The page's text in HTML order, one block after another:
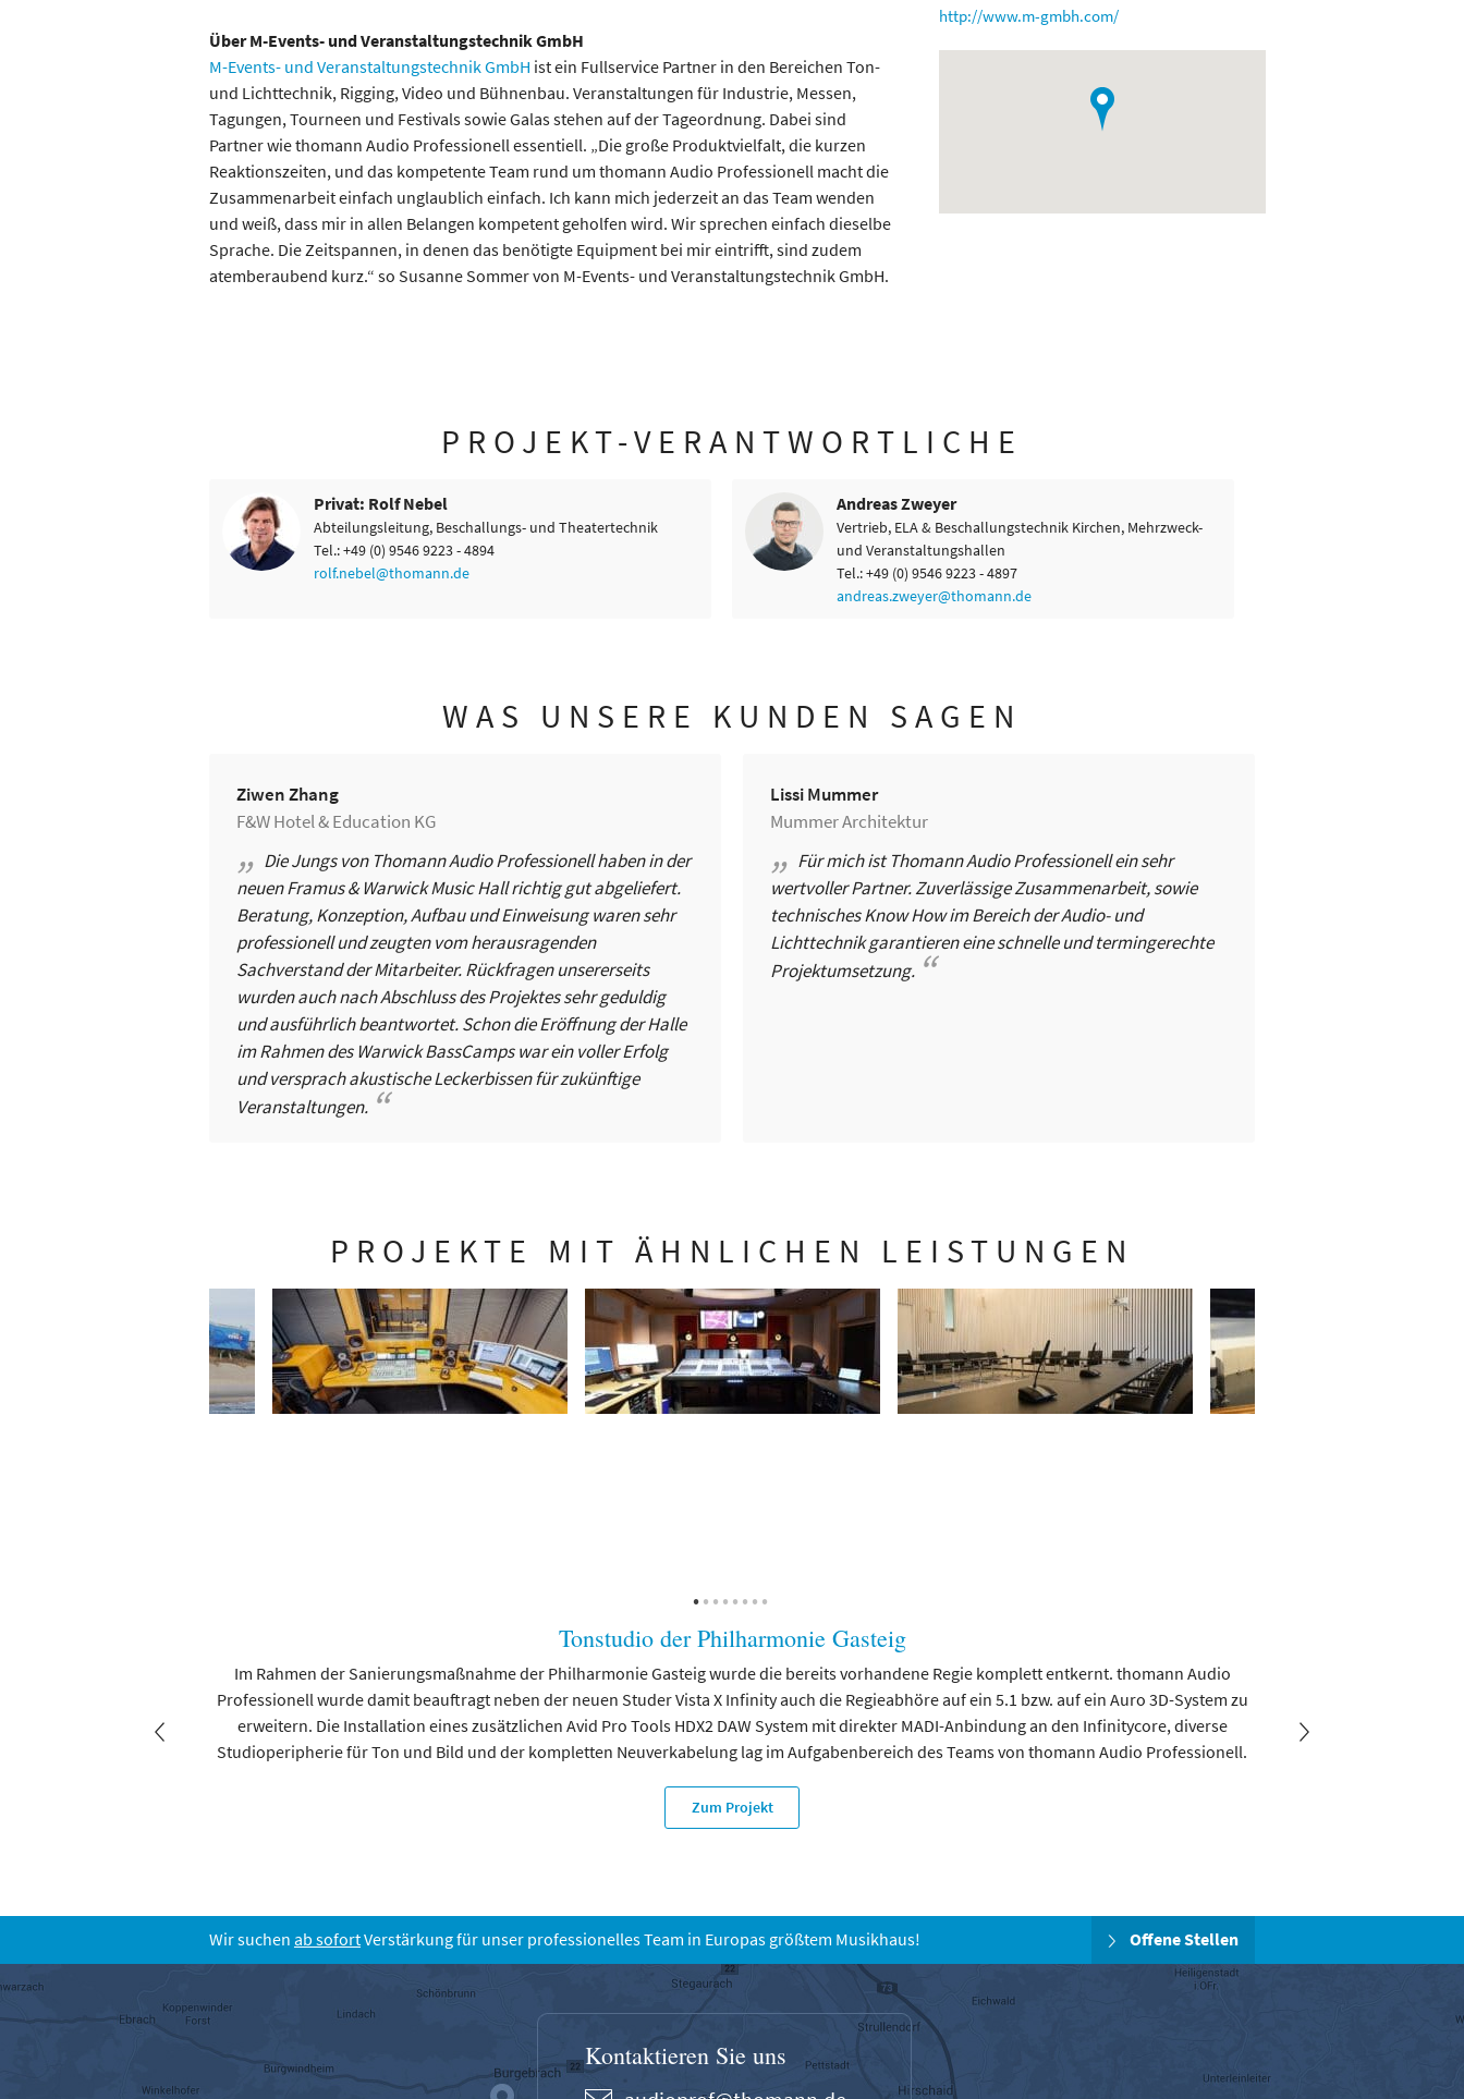
Über M-Events- und Veranstaltungstechnik GmbH
M-Events- und Veranstaltungstechnik GmbH ist ein Fullservice Partner in den Bereichen Ton-
und Lichttechnik, Rigging, Video und Bühnenbau. Veranstaltungen für Industrie, Messen,
Tagungen, Tourneen und Festivals sowie Galas stehen auf der Tageordnung. Dabei sind
Partner wie thomann Audio Professionell essentiell. „Die große Produktvielfalt, die kurzen
Reaktionszeiten, und das kompetente Team rund um thomann Audio Professionell macht die
Zusammenarbeit einfach unglaublich einfach. Ich kann mich jederzeit an das Team wenden
und weiß, dass mir in allen Belangen kompetent geholfen wird. Wir sprechen einfach dieselbe
Sprache. Die Zeitspannen, in denen das benötigte Equipment bei mir eintrifft, sind zudem
atemberaubend kurz.“ so Susanne Sommer von M-Events- und Veranstaltungstechnik GmbH.
http://www.m-gmbh.com/
PROJEKT-VERANTWORTLICHE
Privat: Rolf Nebel
Abteilungsleitung, Beschallungs- und Theatertechnik
Tel.: +49 (0) 9546 9223 - 4894
rolf.nebel@thomann.de
Andreas Zweyer
Vertrieb, ELA & Beschallungstechnik Kirchen, Mehrzweck-
und Veranstaltungshallen
Tel.: +49 (0) 9546 9223 - 4897
andreas.zweyer@thomann.de
WAS UNSERE KUNDEN SAGEN
Ziwen Zhang
F&W Hotel & Education KG
Die Jungs von Thomann Audio Professionell haben in der
neuen Framus & Warwick Music Hall richtig gut abgeliefert.
Beratung, Konzeption, Aufbau und Einweisung waren sehr
professionell und zeugten vom herausragenden
Sachverstand der Mitarbeiter. Rückfragen unsererseits
wurden auch nach Abschluss des Projektes sehr geduldig
und ausführlich beantwortet. Schon die Eröffnung der Halle
im Rahmen des Warwick BassCamps war ein voller Erfolg
und versprach akustische Leckerbissen für zukünftige
Veranstaltungen.
Lissi Mummer
Mummer Architektur
Für mich ist Thomann Audio Professionell ein sehr
wertvoller Partner. Zuverlässige Zusammenarbeit, sowie
technisches Know How im Bereich der Audio- und
Lichttechnik garantieren eine schnelle und termingerechte
Projektumsetzung.
PROJEKTE MIT ÄHNLICHEN LEISTUNGEN
Tonstudio der Philharmonie Gasteig
Im Rahmen der Sanierungsmaßnahme der Philharmonie Gasteig wurde die bereits vorhandene Regie komplett entkernt. thomann Audio
Professionell wurde damit beauftragt neben der neuen Studer Vista X Infinity auch die Regieabhöre auf ein 5.1 bzw. auf ein Auro 3D-System zu
erweitern. Die Installation eines zusätzlichen Avid Pro Tools HDX2 DAW System mit direkter MADI-Anbindung an den Infinitycore, diverse
Studioperipherie für Ton und Bild und der kompletten Neuverkabelung lag im Aufgabenbereich des Teams von thomann Audio Professionell.
Zum Projekt
Wir suchen ab sofortVerstärkung für unser professionelles Team in Europas größtem Musikhaus! Offene Stellen
Kontaktieren Sie uns